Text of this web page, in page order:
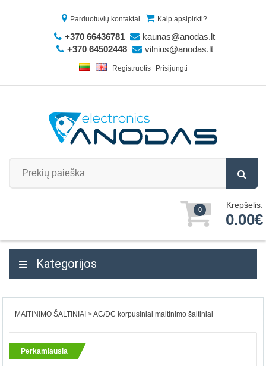
Parduotuvių kontaktai Kaip apsipirkti?
+370 66436781
kaunas@anodas.lt
+370 64502448
vilnius@anodas.lt
Registruotis Prisijungti
0 Krepšelis:
0.00€
Kategorijos
MAITINIMO ŠALTINIAI AC/DC korpusiniai maitinimo šaltiniai
Perkamiausia